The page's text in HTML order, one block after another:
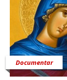
Documentar